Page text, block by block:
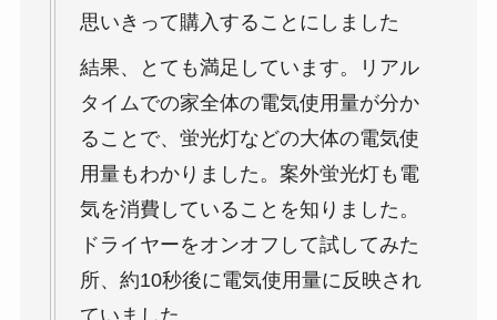
思いきって購入することにしました
結果、とても満足しています。リアル
タイムでの家全体の電気使用量が分か
ることで、蛍光灯などの大体の電気使
用量もわかりました。案外蛍光灯も電
気を消費していることを知りました。
ドライヤーをオンオフして試してみた
所、約10秒後に電気使用量に反映され